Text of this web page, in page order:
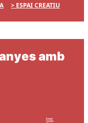
ESPAI CREATIU
amb